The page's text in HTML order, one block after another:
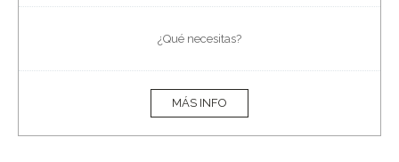
¿Qué necesitas?
MÁS INFO